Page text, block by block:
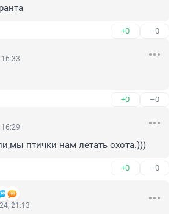
+0 –0
16:33
+0 –0
16:29
птички нам летать охота.)))
+0 –0
21:13